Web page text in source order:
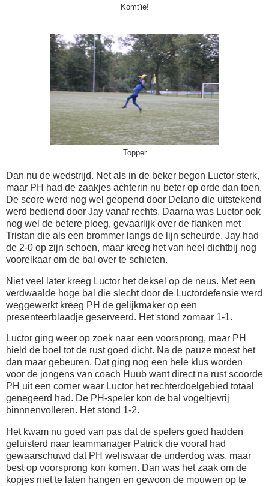
Komt'ie!
Topper
Dan nu de wedstrijd. Net als in de beker begon Luctor sterk,
maar PH had de zaakjes achterin nu beter op orde dan toen.
De score werd nog wel geopend door Delano die uitstekend
werd bediend door Jay vanaf rechts. Daarna was Luctor ook
nog wel de betere ploeg, gevaarlijk over de flanken met
Tristan die als een brommer langs de lijn scheurde. Jay had
de 2-0 op zijn schoen, maar kreeg het van heel dichtbij nog
voorelkaar om de bal over te schieten.
Niet veel later kreeg Luctor het deksel op de neus. Met een
verdwaalde hoge bal die slecht door de Luctordefensie werd
weggewerkt kreeg PH de gelijkmaker op een
presenteerblaadje geserveerd. Het stond zomaar 1-1.
Luctor ging weer op zoek naar een voorsprong, maar PH
hield de boel tot de rust goed dicht. Na de pauze moest het
dan maar gebeuren. Dat ging nog een hele klus worden
voor de jongens van coach Huub want direct na rust scoorde
PH uit een corner waar Luctor het rechterdoelgebied totaal
genegeerd had. De PH-speler kon de bal vogeltjevrij
binnnenvolleren. Het stond 1-2.
Het kwam nu goed van pas dat de spelers goed hadden
geluisterd naar teammanager Patrick die vooraf had
gewaarschuwd dat PH weliswaar de underdog was, maar
best op voorsprong kon komen. Dan was het zaak om de
kopjes niet te laten hangen en gewoon de mouwen op te